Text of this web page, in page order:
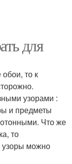
для
то к
узорами :
и предметы
Что же
то
узоры можно